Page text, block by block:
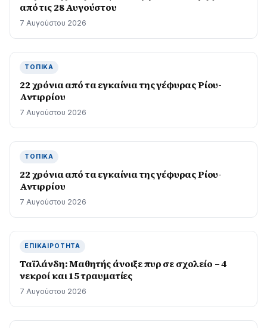
από τις 28 Αυγούστου
7 Αυγούστου 2026
ΤΟΠΙΚΆ
22 χρόνια από τα εγκαίνια της γέφυρας Ρίου-
Αντιρρίου
7 Αυγούστου 2026
ΤΟΠΙΚΆ
22 χρόνια από τα εγκαίνια της γέφυρας Ρίου-
Αντιρρίου
7 Αυγούστου 2026
ΕΠΙΚΑΙΡΌΤΗΤΑ
Ταϊλάνδη: Μαθητής άνοιξε πυρ σε σχολείο – 4
νεκροί και 15 τραυματίες
7 Αυγούστου 2026